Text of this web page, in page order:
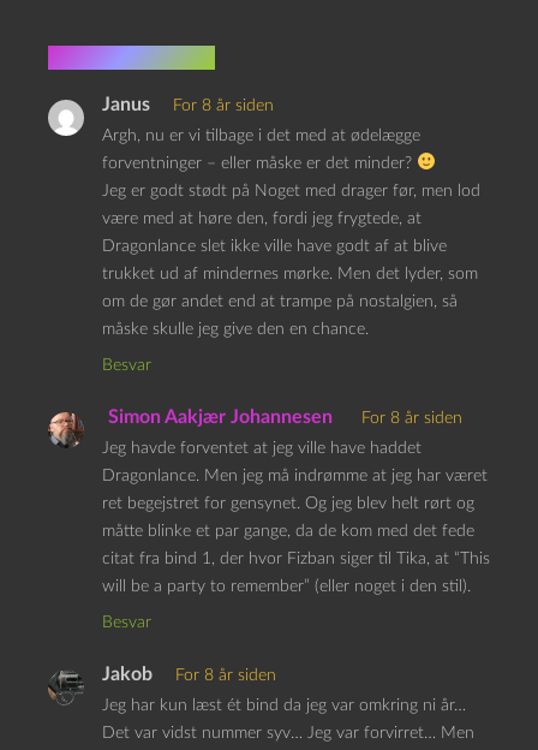
3 kommentarer
Janus
For 8 år siden
Argh, nu er vi tilbage i det med at ødelægge
forventninger – eller måske er det minder?
Jeg er godt stødt på Noget med drager før, men lod
være med at høre den, fordi jeg frygtede, at
Dragonlance slet ikke ville have godt af at blive
trukket ud af mindernes mørke. Men det lyder, som
om de gør andet end at trampe på nostalgien, så
måske skulle jeg give den en chance.
Besvar
Simon Aakjær Johannesen
For 8 år siden
Jeg havde forventet at jeg ville have haddet
Dragonlance. Men jeg må indrømme at jeg har været
ret begejstret for gensynet. Og jeg blev helt rørt og
måtte blinke et par gange, da de kom med det fede
citat fra bind 1, der hvor Fizban siger til Tika, at “This
will be a party to remember” (eller noget i den stil).
Besvar
Jakob
For 8 år siden
Jeg har kun læst ét bind da jeg var omkring ni år…
Det var vidst nummer syv… Jeg var forvirret… Men